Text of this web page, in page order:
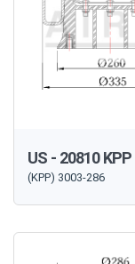
US - 20810 KPP
(KPP) 3003-286